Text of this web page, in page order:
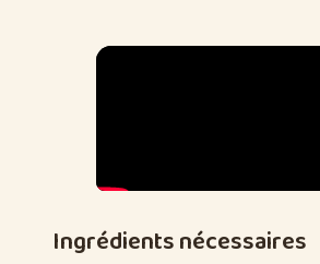
Ingrédients nécessaires